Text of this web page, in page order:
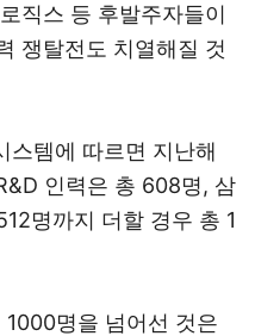
직스 등 후발주자들이
쟁탈전도 치열해질 것
스템에 따르면 지난해
인력은 총 608명, 삼
명까지 더할 경우 총 1
명을 넘어선 것은